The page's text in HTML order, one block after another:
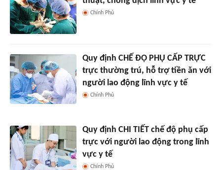
Chính Phủ
Quy định CHẾ ĐỘ PHỤ CẤP TRỰC
trực thường trú, hỗ trợ tiền ăn với
người lao động lĩnh vực y tế
Chính Phủ
Quy định CHI TIẾT chế độ phụ cấp
trực với người lao động trong lĩnh
vực y tế
Chính Phủ